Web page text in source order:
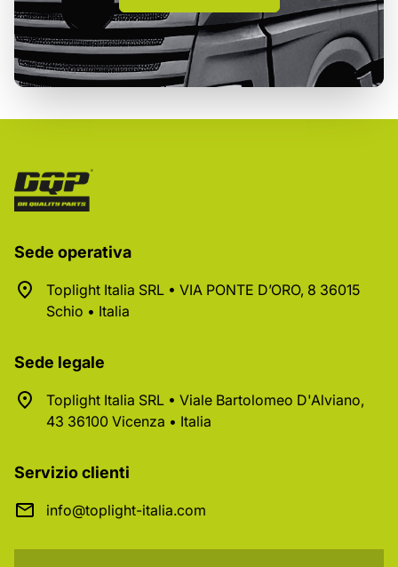
Sede operativa
Toplight Italia SRL • VIA PONTE D’ORO, 8 36015
Schio • Italia
Sede legale
Toplight Italia SRL • Viale Bartolomeo D'Alviano,
43 36100 Vicenza • Italia
Servizio clienti
info@toplight-italia.com